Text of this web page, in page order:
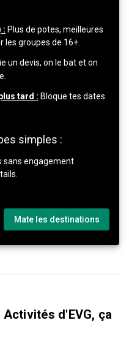
: Plus de potes, meilleures
les groupes de 16+.
un devis, on le bat et on
tard : Bloque tes dates
simples :
sans engagement.
Mate les destinations
d'EVG, ça